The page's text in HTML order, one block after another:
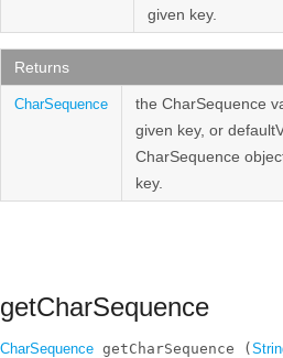
given key.
Returns
CharSequence
the CharSequence
given key, or
CharSequence
key.
getCharSequence
CharSequence getCharSequence (